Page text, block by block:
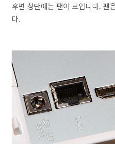
후면 상단에는 팬이 보입니다. 팬
다.